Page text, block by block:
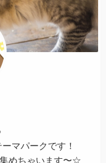
マパークです！
めちゃいます〜☆